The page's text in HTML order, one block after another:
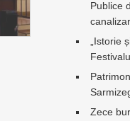
Publice
„Istorie
Zece